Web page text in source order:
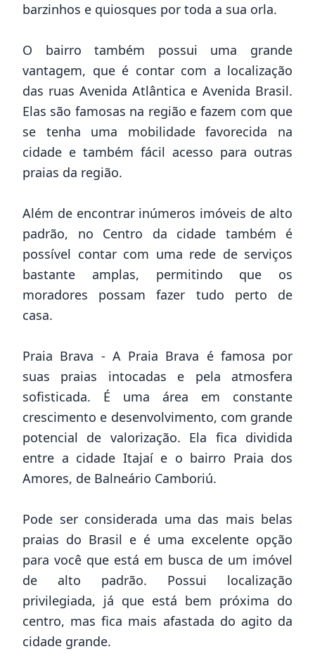
barzinhos e quiosques por toda a sua orla.
O bairro também possui uma grande
vantagem, que é contar com a localização
das ruas Avenida Atlântica e Avenida Brasil.
Elas são famosas na região e fazem com que
se tenha uma mobilidade favorecida na
cidade e também fácil acesso para outras
praias da região.
Além de encontrar inúmeros imóveis de alto
padrão, no Centro da cidade também é
possível contar com uma rede de serviços
bastante amplas, permitindo que os
moradores possam fazer tudo perto de
casa.
Praia Brava - A Praia Brava é famosa por
suas praias intocadas e pela atmosfera
sofisticada. É uma área em constante
crescimento e desenvolvimento, com grande
potencial de valorização. Ela fica dividida
entre a cidade Itajaí e o bairro Praia dos
Amores, de Balneário Camboriú.
Pode ser considerada uma das mais belas
praias do Brasil e é uma excelente opção
para você que está em busca de um imóvel
de alto padrão. Possui localização
privilegiada, já que está bem próxima do
centro, mas fica mais afastada do agito da
cidade grande.